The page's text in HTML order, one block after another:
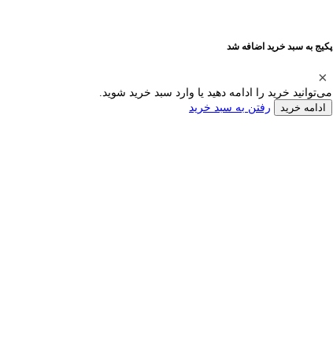
پکیج به سبد خرید اضافه شد
می‌توانید خرید را ادامه دهید یا وارد سبد خرید شوید.
ادامه خرید رفتن به سبد خرید